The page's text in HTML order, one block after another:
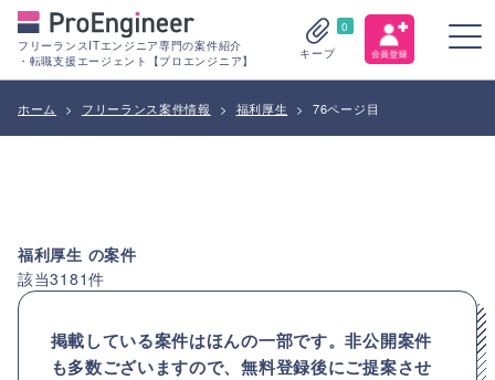
フリーランスITエンジニア専門の案件紹介
・転職支援エージェント【プロエンジニア】
0
キープ
ホーム > フリーランス案件情報 > 福利厚生 > 76ページ目
福利厚生 の案件
該当3181件
掲載している案件はほんの一部です。非公開案件
も多数ございますので、無料登録後にご提案させ